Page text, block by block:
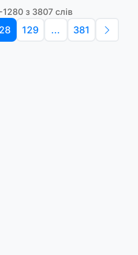
з 3807 слів
129 ... 381